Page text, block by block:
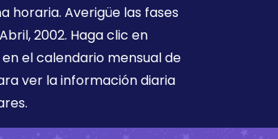
horaria. Averigüe las fases
2002. Haga clic en
el calendario mensual de
ver la información diaria